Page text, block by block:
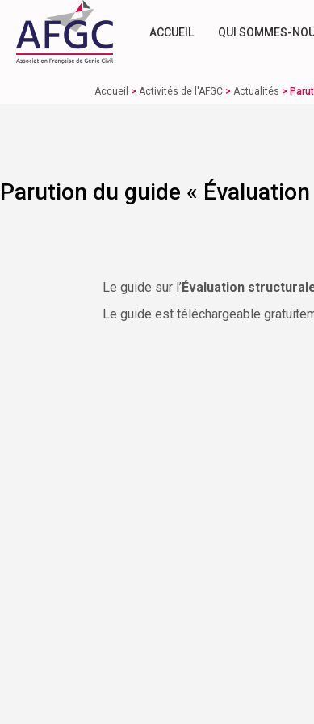
ACCUEIL QUI SOMMES-
Accueil > Activités de l'AFGC > Actualités >
Parution du guide «
Le guide sur l’Évaluation
Le guide est téléchargeable